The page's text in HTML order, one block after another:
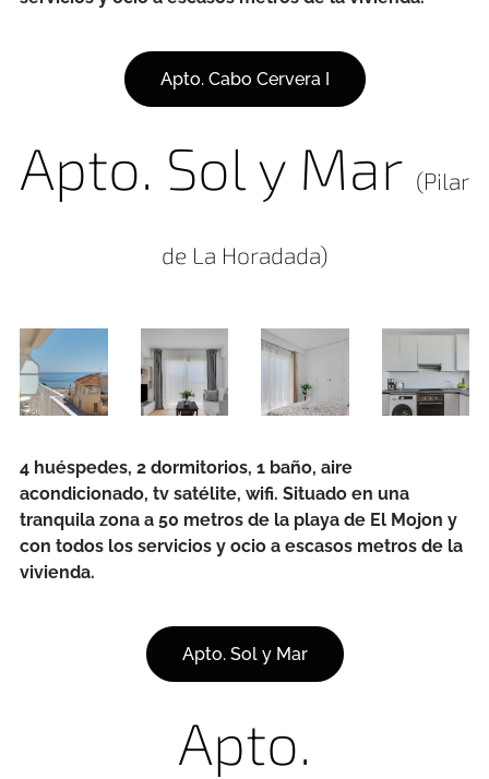
Apto. Cabo Cervera I
Apto. Sol y Mar (Pilar
de La Horadada)
4 huéspedes, 2 dormitorios, 1 baño, aire
acondicionado, tv satélite, wifi. Situado en una
tranquila zona a 50 metros de la playa de El Mojon y
con todos los servicios y ocio a escasos metros de la
vivienda.
Apto. Sol y Mar
Apto.